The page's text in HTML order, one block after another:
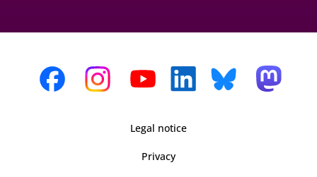
Legal notice
Privacy